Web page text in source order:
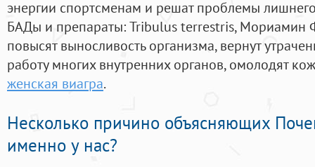
энергии спортсменам и решат проблемы
БАДы и препараты:Tribulus terrestris, Мориамин
повысят выносливость организма, вернут
работу многих внутренних органов, омолодят
женская виагра.
Несколько причино объясняющих
именно у нас?